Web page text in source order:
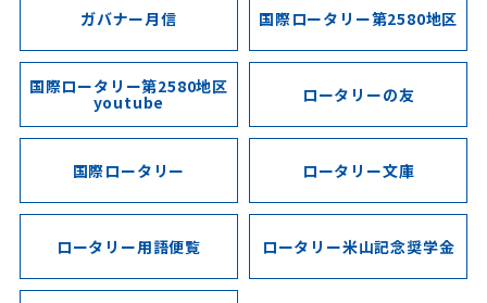
ガバナー月信 国際ロータリー第2580地区
国際ロータリー第2580地区
youtube ロータリーの友
国際ロータリー ロータリー文庫
ロータリー用語便覧 ロータリー米山記念奨学金